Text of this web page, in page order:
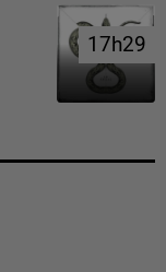
17h29
17h29